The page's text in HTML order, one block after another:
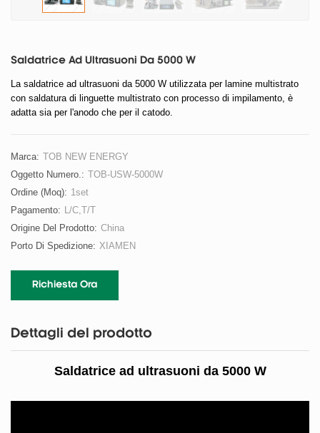
Saldatrice Ad Ultrasuoni Da 5000 W
La saldatrice ad ultrasuoni da 5000 W utilizzata per lamine multistrato
con saldatura di linguette multistrato con processo di impilamento, è
adatta sia per l'anodo che per il catodo.
Marca: TOB NEW ENERGY
Oggetto Numero.: TOB-USW-5000W
Ordine (moq): 1set
Pagamento: L/C,T/T
Origine Del Prodotto: China
Porto Di Spedizione: XIAMEN
Richiesta Ora
Dettagli del prodotto
Saldatrice ad ultrasuoni da 5000 W